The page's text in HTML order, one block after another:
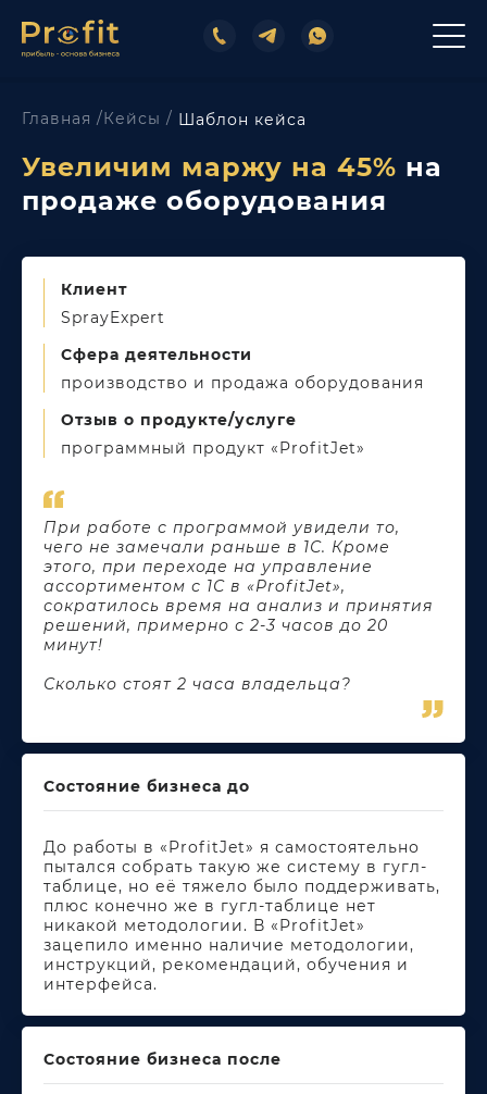
Главная /Кейсы / Шаблон кейса
Увеличим маржу на 45% на
продаже оборудования
Клиент
SprayExpert
Сфера деятельности
производство и продажа оборудования
Отзыв о продукте/услуге
программный продукт «ProfitJet»
При работе с программой увидели то,
чего не замечали раньше в 1С. Кроме
этого, при переходе на управление
ассортиментом с 1С в «ProfitJet»,
сократилось время на анализ и принятия
решений, примерно с 2-3 часов до 20
минут!
Сколько стоят 2 часа владельца?
Состояние бизнеса до
До работы в «ProfitJet» я самостоятельно
пытался собрать такую же систему в гугл-
таблице, но её тяжело было поддерживать,
плюс конечно же в гугл-таблице нет
никакой методологии. В «ProfitJet»
зацепило именно наличие методологии,
инструкций, рекомендаций, обучения и
интерфейса.
Состояние бизнеса после